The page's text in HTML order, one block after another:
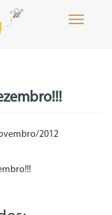
Toggle
2012